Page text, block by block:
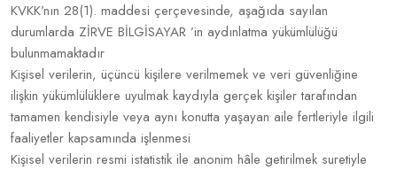
KVKK’nın 28(1). maddesi çerçevesinde, aşağıda sayılan
durumlarda ZİRVE BİLGİSAYAR ’in aydınlatma yükümlülüğü
bulunmamaktadır
Kişisel verilerin, üçüncü kişilere verilmemek ve veri güvenliğine
ilişkin yükümlülüklere uyulmak kaydıyla gerçek kişiler tarafından
tamamen kendisiyle veya aynı konutta yaşayan aile fertleriyle ilgili
faaliyetler kapsamında işlenmesi
Kişisel verilerin resmi istatistik ile anonim hâle getirilmek suretiyle